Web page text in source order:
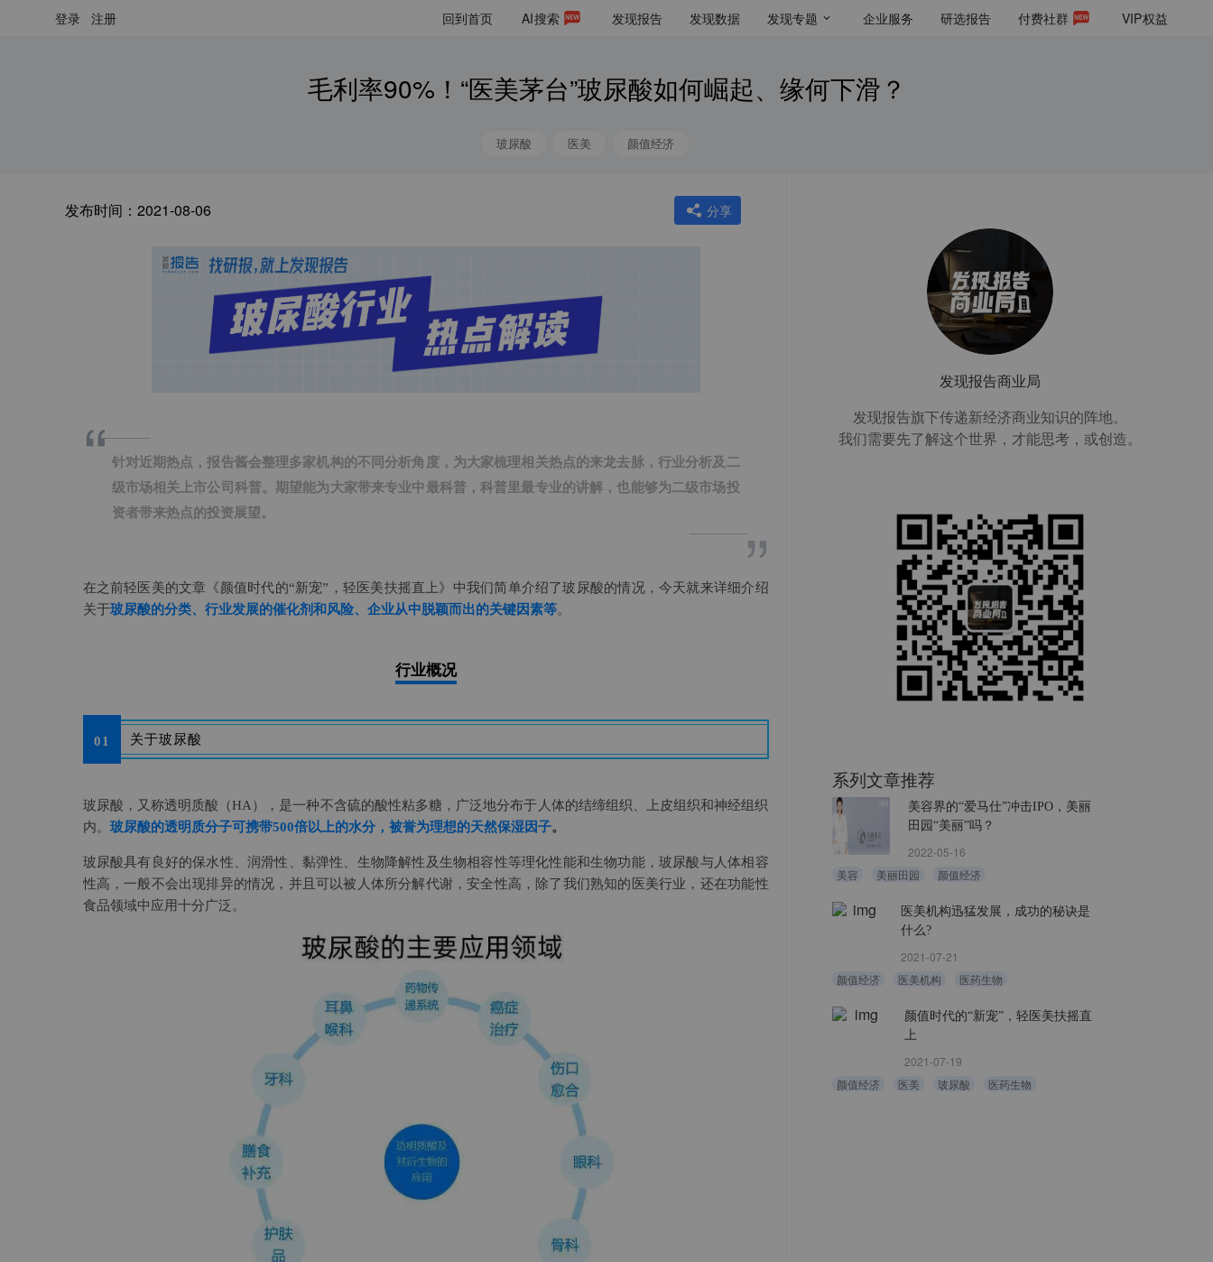
登录 注册 回到首页 AI搜索 发现报告 发现数据 发现专题 企业服务 研选报告 付费社群 VIP权益
毛利率90%！“医美茅台”玻尿酸如何崛起、缘何下滑？
玻尿酸 医美 颜值经济
发布时间： 2021-08-06 分享
“ 针对近期热点，报告酱会整理多家机构的不同分析角度，为大家梳理相关热点的来龙去脉，行业分析及二
级市场相关上市公司科普。期望能为大家带来专业中最科普，科普里最专业的讲解，也能够为二级市场投
资者带来热点的投资展望。
”
在之前轻医美的文章《颜值时代的“新宠”，轻医美扶摇直上》中我们简单介绍了玻尿酸的情况，今天就来详细介绍
关于玻尿酸的分类、行业发展的催化剂和风险、企业从中脱颖而出的关键因素等。
行业概况
01 关于玻尿酸
玻尿酸，又称透明质酸（HA），是一种不含硫的酸性粘多糖，广泛地分布于人体的结缔组织、上皮组织和神经组织
内。 玻尿酸的透明质分子可携带500倍以上的水分，被誉为理想的天然保湿因子。
玻尿酸具有良好的保水性、润滑性、黏弹性、生物降解性及生物相容性等理化性能和生物功能，玻尿酸与人体相容
性高，一般不会出现排异的情况，并且可以被人体所分解代谢，安全性高，除了我们熟知的医美行业，还在功能性
食品领域中应用十分广泛。
发现报告商业局
发现报告旗下传递新经济商业知识的阵地。
我们需要先了解这个世界，才能思考，或创造。
系列文章推荐
美容界的“爱马仕”冲击IPO，美丽
田园“美丽”吗？
2022-05-16
美容
美丽田园 颜值经济
医美机构迅猛发展，成功的秘诀是
什么?
2021-07-21
颜值经济
医美机构 医药生物
颜值时代的“新宠”，轻医美扶摇直
上
2021-07-19
颜值经济
医美 玻尿酸 医药生物